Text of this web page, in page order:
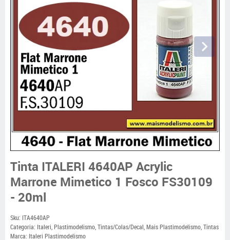
Tinta ITALERI 4640AP Acrylic
Marrone Mimetico 1 Fosco FS30109
- 20ml
Sku: ITA4640AP
Categoria: Italeri,Plastimodelismo,Tintas/Colas/Decal,Mais Plastimodelismo,Tintas
Marca: Italeri Plastimodelismo